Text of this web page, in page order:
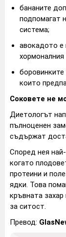
бананите
подпомагат
система;
авокадото е
хормоналния
които
Соковете не
Диетологът
пълноценен
съдържат
Според нея
когато
протеини и
ядки. Това
кръвната
за ситост.
Превод: